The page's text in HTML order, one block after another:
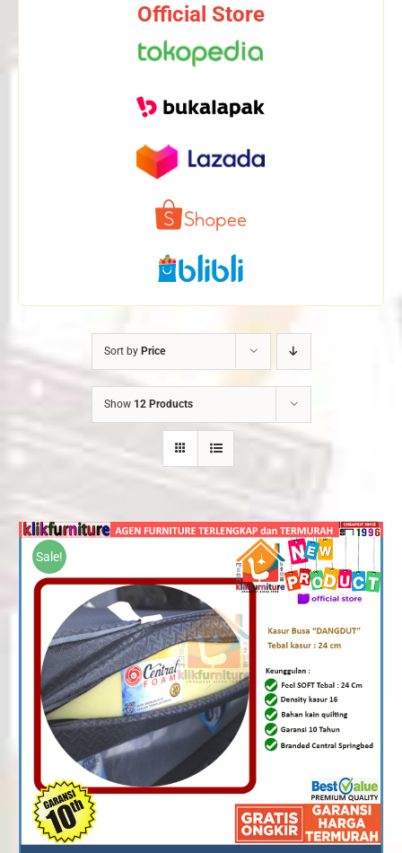
Official Store
Sort by Price
Show 12 Products
Sale!